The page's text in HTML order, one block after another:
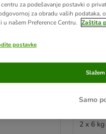
Cat losos i
2
2 x 6 kg
centru za podešavanje postavki o
za obradu vaših podataka,
u našem Preference Centru. Zaštita
postavke
Samo